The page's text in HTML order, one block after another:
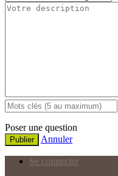
Poser une question
Publier Annuler
Se connecter